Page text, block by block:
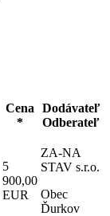
Cena
*
Dodávateľ
Odberateľ
5
900,00
EUR
ZA-NA
STAV s.r.o.
Obec
Ďurkov